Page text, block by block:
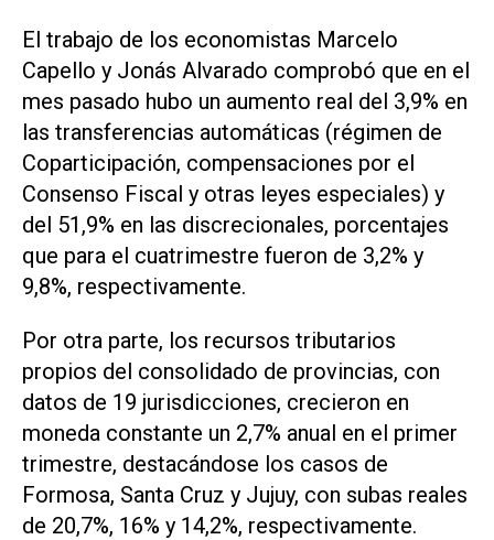
El trabajo de los economistas Marcelo
Capello y Jonás Alvarado comprobó que en el
mes pasado hubo un aumento real del 3,9% en
las transferencias automáticas (régimen de
Coparticipación, compensaciones por el
Consenso Fiscal y otras leyes especiales) y
del 51,9% en las discrecionales, porcentajes
que para el cuatrimestre fueron de 3,2% y
9,8%, respectivamente.
Por otra parte, los recursos tributarios
propios del consolidado de provincias, con
datos de 19 jurisdicciones, crecieron en
moneda constante un 2,7% anual en el primer
trimestre, destacándose los casos de
Formosa, Santa Cruz y Jujuy, con subas reales
de 20,7%, 16% y 14,2%, respectivamente.